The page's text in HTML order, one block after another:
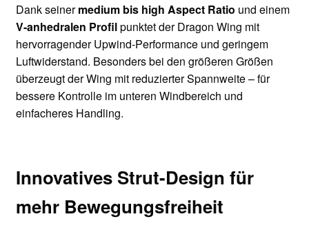
Dank seinermedium bis high Aspect Ratio und einem
V-anhedralen Profilpunktet der Dragon Wing mit
hervorragender Upwind-Performance und geringem
Luftwiderstand. Besonders bei den größeren Größen
überzeugt der Wing mit reduzierter Spannweite – für
bessere Kontrolle im unteren Windbereich und
einfacheres Handling.
Innovatives Strut-Design für
mehr Bewegungsfreiheit